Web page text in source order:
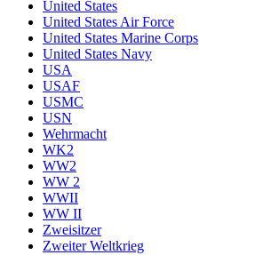
United States
United States Air Force
United States Marine Corps
United States Navy
USA
USAF
USMC
USN
Wehrmacht
WK2
WW2
WW 2
WWII
WW II
Zweisitzer
Zweiter Weltkrieg